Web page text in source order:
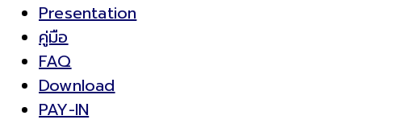
Presentation
คู่มือ
FAQ
Download
PAY-IN